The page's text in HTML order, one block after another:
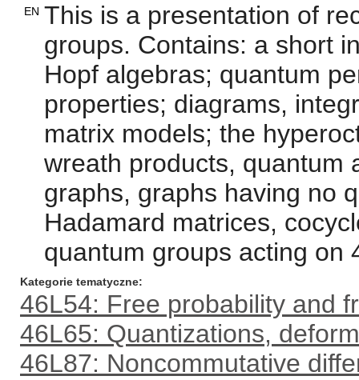
EN This is a presentation of
groups. Contains: a short
Hopf algebras; quantum
properties; diagrams,
matrix models; the
wreath products, quantum
graphs, graphs having no
Hadamard matrices,
quantum groups acting on
Kategorie tematyczne
46L54: Free probability and
46L65: Quantizations,
46L87: Noncommutative